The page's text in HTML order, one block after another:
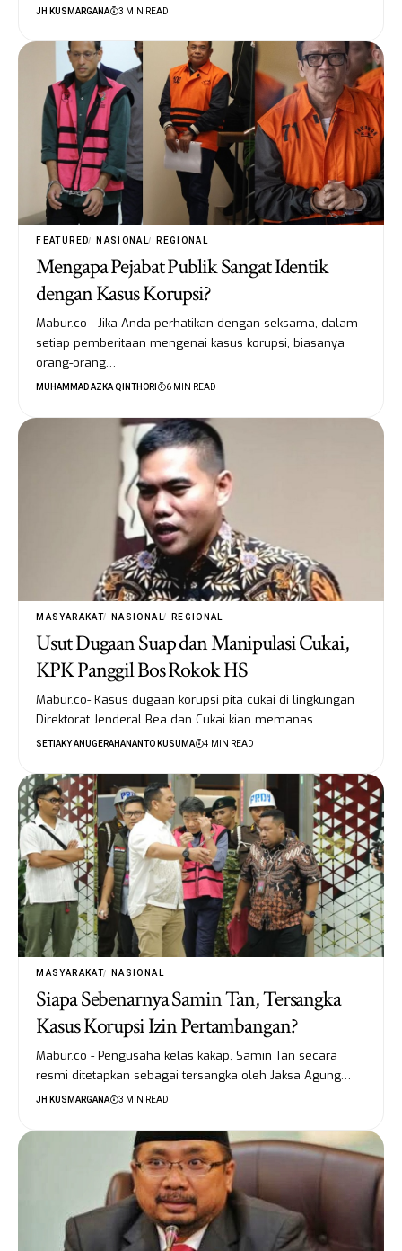
JH KUSMARGANA 3 MIN READ
FEATURED NASIONAL REGIONAL
Mengapa Pejabat Publik Sangat Identik
dengan Kasus Korupsi?
Mabur.co - Jika Anda perhatikan dengan seksama, dalam
setiap pemberitaan mengenai kasus korupsi, biasanya
orang-orang…
MUHAMMAD AZKA QINTHORI 6 MIN READ
MASYARAKAT NASIONAL REGIONAL
Usut Dugaan Suap dan Manipulasi Cukai,
KPK Panggil Bos Rokok HS
Mabur.co- Kasus dugaan korupsi pita cukai di lingkungan
Direktorat Jenderal Bea dan Cukai kian memanas.…
SETIAKY ANUGERAHANANTO KUSUMA 4 MIN READ
MASYARAKAT NASIONAL
Siapa Sebenarnya Samin Tan, Tersangka
Kasus Korupsi Izin Pertambangan?
Mabur.co - Pengusaha kelas kakap, Samin Tan secara
resmi ditetapkan sebagai tersangka oleh Jaksa Agung…
JH KUSMARGANA 3 MIN READ